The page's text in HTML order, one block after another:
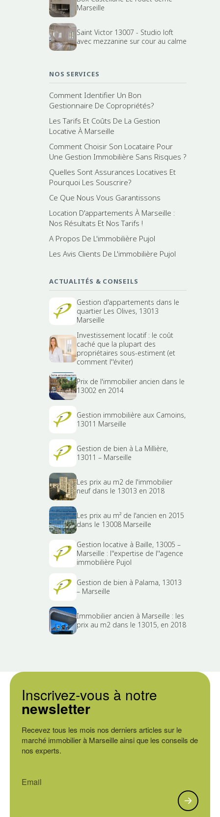
Marseille
Saint Victor 13007 - Studio loft
avec mezzanine sur cour au calme
NOS SERVICES
Comment Identifier Un Bon
Gestionnaire De Copropriétés?
Les Tarifs Et Coûts De La Gestion
Locative À Marseille
Comment Choisir Son Locataire Pour
Une Gestion Immobilière Sans Risques ?
Quelles Sont Assurances Locatives Et
Pourquoi Les Souscrire?
Ce Que Nous Vous Garantissons
Location D'appartements À Marseille :
Nos Résultats Et Nos Tarifs !
A Propos De L'immobilière Pujol
Les Avis Clients De L'immobilière Pujol
ACTUALITÉS & CONSEILS
Gestion d'appartements dans le
quartier Les Olives, 13013
Marseille
Investissement locatif : le coût
caché que la plupart des
propriétaires sous-estiment (et
comment l''éviter)
Prix de l'immobilier ancien dans le
13002 en 2014
Gestion immobilière aux Camoins,
13011 Marseille
Gestion de bien à La Millière,
13011 – Marseille
Les prix au m2 de l'immobilier
neuf dans le 13013 en 2018
Les prix au m² de l'ancien en 2015
dans le 13008 Marseille
Gestion locative à Baille, 13005 –
Marseille : l''expertise de l''agence
immobilière Pujol
Gestion de bien à Palama, 13013
– Marseille
Immobilier ancien à Marseille : les
prix au m2 dans le 13015, en 2018
Inscrivez-vous à notre
newsletter
Recevez tous les mois nos derniers articles sur le
marché immobilier à Marseille ainsi que les conseils de
nos experts.